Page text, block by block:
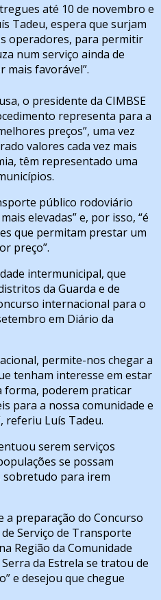
até 10 de novembro e
Tadeu, espera que surjam
operadores, para permitir
num serviço ainda de
mais favorável”.
o presidente da CIMBSE
representa para a
preços”, uma vez
valores cada vez mais
têm representado uma
público rodoviário
elevadas” e, por isso, “é
que permitam prestar um
preço”.
intermunicipal, que
da Guarda e de
internacional para o
em Diário da
permite-nos chegar a
tenham interesse em estar
forma, poderem praticar
para a nossa comunidade e
referiu Luís Tadeu.
serem serviços
se possam
para irem
a preparação do Concurso
Serviço de Transporte
Região da Comunidade
da Estrela se tratou de
e desejou que chegue